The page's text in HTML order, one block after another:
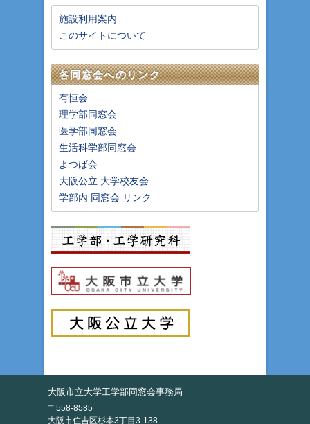
施設利用案内
このサイトについて
各同窓会へのリンク
有恒会
理学部同窓会
医学部同窓会
生活科学部同窓会
よつば会
大阪公立 大学校友会
学部内 同窓会 リンク
大阪市立大学工学部同窓会事務局
〒558-8585
大阪市住吉区杉本3丁目3-138